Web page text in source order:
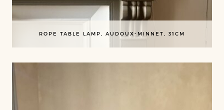
ROPE TABLE LAMP, AUDOUX-MINNET, 31CM